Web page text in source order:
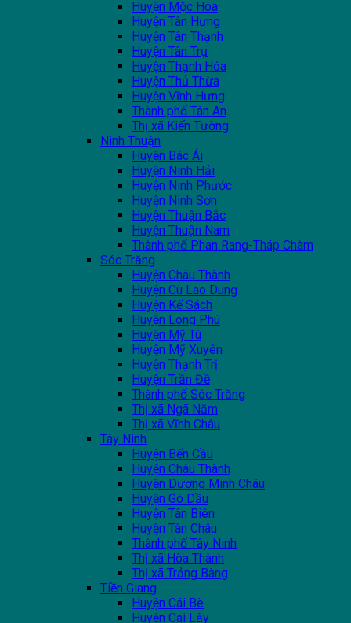
Huyện Mộc Hóa
Huyện Tân Hưng
Huyện Tân Thạnh
Huyện Tân Trụ
Huyện Thạnh Hóa
Huyện Thủ Thừa
Huyện Vĩnh Hưng
Thành phố Tân An
Thị xã Kiến Tường
Ninh Thuận
Huyện Bác Ái
Huyện Ninh Hải
Huyện Ninh Phước
Huyện Ninh Sơn
Huyện Thuận Bắc
Huyện Thuận Nam
Thành phố Phan Rang-Tháp Chàm
Sóc Trăng
Huyện Châu Thành
Huyện Cù Lao Dung
Huyện Kế Sách
Huyện Long Phú
Huyện Mỹ Tú
Huyện Mỹ Xuyên
Huyện Thạnh Trị
Huyện Trần Đề
Thành phố Sóc Trăng
Thị xã Ngã Năm
Thị xã Vĩnh Châu
Tây Ninh
Huyện Bến Cầu
Huyện Châu Thành
Huyện Dương Minh Châu
Huyện Gò Dầu
Huyện Tân Biên
Huyện Tân Châu
Thành phố Tây Ninh
Thị xã Hòa Thành
Thị xã Trảng Bàng
Tiền Giang
Huyện Cái Bè
Huyện Cai Lậy